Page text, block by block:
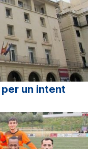
per un intent